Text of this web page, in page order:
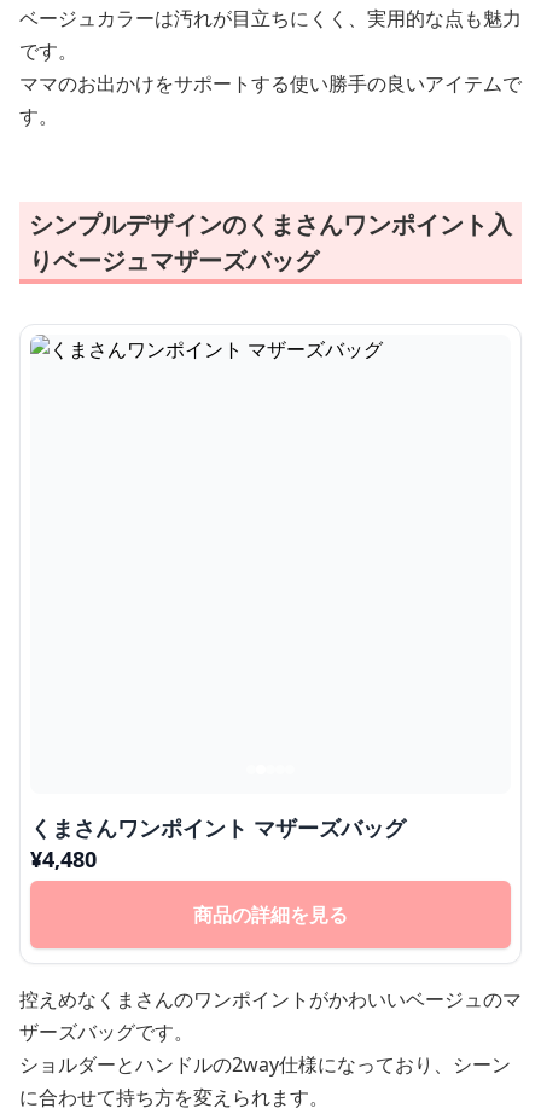
ベージュカラーは汚れが目立ちにくく、実用的な点も魅力
です。
ママのお出かけをサポートする使い勝手の良いアイテムで
す。
シンプルデザインのくまさんワンポイント入
りベージュマザーズバッグ
くまさんワンポイント マザーズバッグ
¥4,480
商品の詳細を見る
控えめなくまさんのワンポイントがかわいいベージュのマ
ザーズバッグです。
ショルダーとハンドルの2way仕様になっており、シーン
に合わせて持ち方を変えられます。